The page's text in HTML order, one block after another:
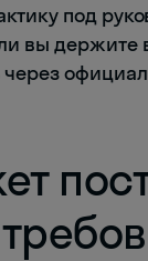
под
вы держите
через